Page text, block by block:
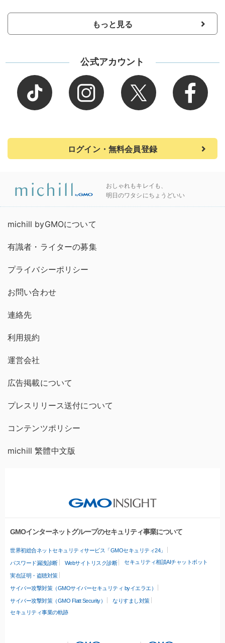
もっと見る
公式アカウント
ログイン・無料会員登録
おしゃれもキレイも、
明日のワタシにちょうどいい
michill byGMOについて
有識者・ライターの募集
プライバシーポリシー
お問い合わせ
連絡先
利用規約
運営会社
広告掲載について
プレスリリース送付について
コンテンツポリシー
michill 繁體中文版
GMOインターネットグループのセキュリティ事業について
世界初総合ネットセキュリティサービス「GMOセキュリティ24」
パスワード漏洩診断 Webサイトリスク診断 セキュリティ相談AIチャットボット
実在証明・盗聴対策
サイバー攻撃対策（GMOサイバーセキュリティ byイエラエ）
サイバー攻撃対策（GMO Flatt Security）
なりすまし対策
セキュリティ事業の軌跡